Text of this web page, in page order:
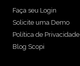
Faça seu Login
Solicite uma Demo
Política de Privacidade
Blog Scopi